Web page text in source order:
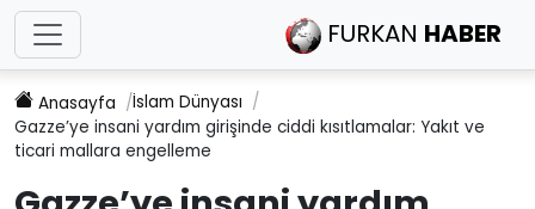
FURKAN HABER
Anasayfa
İslam Dünyası
Gazze’ye insani yardım girişinde ciddi kısıtlamalar: Yakıt ve
ticari mallara engelleme